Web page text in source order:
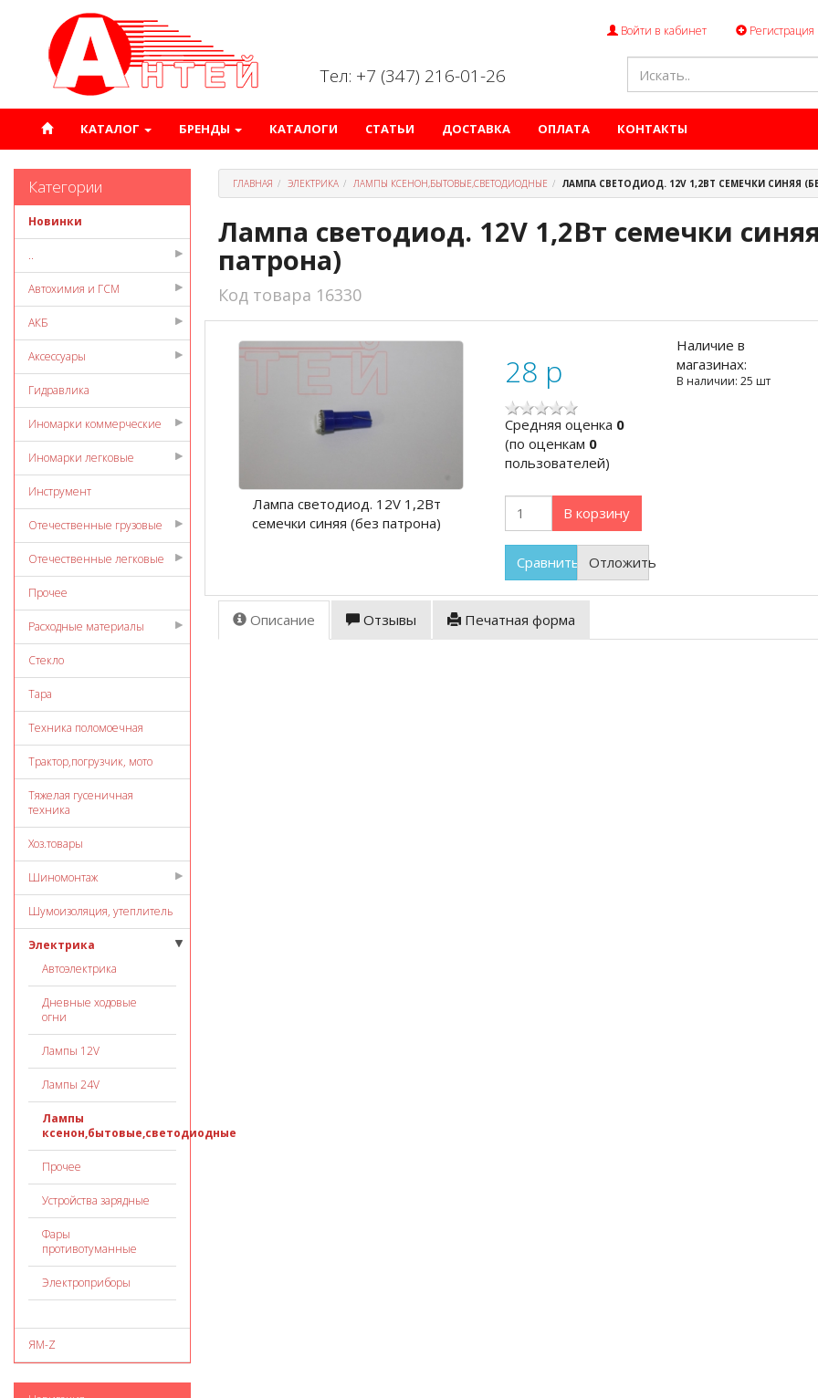
Войти в кабинет Регистрация
Тел: +7 (347) 216-01-26
КАТАЛОГ БРЕНДЫ КАТАЛОГИ СТАТЬИ ДОСТАВКА ОПЛАТА КОНТАКТЫ
Категории
Новинки
..
Автохимия и ГСМ
АКБ
Аксессуары
Гидравлика
Иномарки коммерческие
Иномарки легковые
Инструмент
Отечественные грузовые
Отечественные легковые
Прочее
Расходные материалы
Стекло
Тара
Техника поломоечная
Трактор,погрузчик, мото
Тяжелая гусеничная
техника
Хоз.товары
Шиномонтаж
Шумоизоляция, утеплитель
Электрика
Автоэлектрика
Дневные ходовые
огни
Лампы 12V
Лампы 24V
Лампы
ксенон,бытовые,светодиодные
Прочее
Устройства зарядные
Фары
противотуманные
Электроприборы
ЯМ-Z
ГЛАВНАЯ ЭЛЕКТРИКА ЛАМПЫ КСЕНОН,БЫТОВЫЕ,СВЕТОДИОДНЫЕ ЛАМПА СВЕТОДИОД. 12V 1,2ВТ СЕМЕЧКИ СИНЯЯ
Лампа светодиод. 12V 1,2Вт семечки
патрона)
Код товара 16330
Лампа светодиод. 12V 1,2Вт
семечки синяя (без патрона)
28 p
Cредняя оценка 0
(по оценкам 0
пользователей)
В корзину
Сравнить Отложить
Наличие в
магазинах:
В наличии: 25 шт
Описание Отзывы Печатная форма